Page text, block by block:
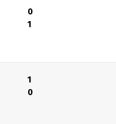
0
1
1
0